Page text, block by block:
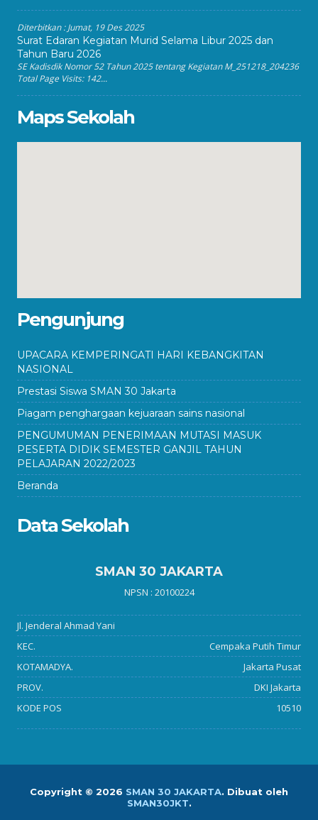
Diterbitkan :Jumat, 19 Des 2025
Surat Edaran Kegiatan Murid Selama Libur 2025 dan
Tahun Baru 2026
SE Kadisdik Nomor 52 Tahun 2025 tentang Kegiatan M_251218_204236
Total Page Visits: 142...
Maps Sekolah
Pengunjung
UPACARA KEMPERINGATI HARI KEBANGKITAN
NASIONAL
Prestasi Siswa SMAN 30 Jakarta
Piagam penghargaan kejuaraan sains nasional
PENGUMUMAN PENERIMAAN MUTASI MASUK
PESERTA DIDIK SEMESTER GANJIL TAHUN
PELAJARAN 2022/2023
Beranda
Data Sekolah
SMAN 30 JAKARTA
NPSN : 20100224
Jl. Jenderal Ahmad Yani
KEC.
Cempaka Putih Timur
KOTAMADYA.
Jakarta Pusat
PROV.
DKI Jakarta
KODE POS
10510
Copyright © 2026 SMAN 30 JAKARTA. Dibuat oleh
SMAN30JKT.